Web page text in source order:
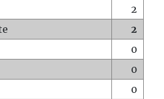
2
2
0
0
0